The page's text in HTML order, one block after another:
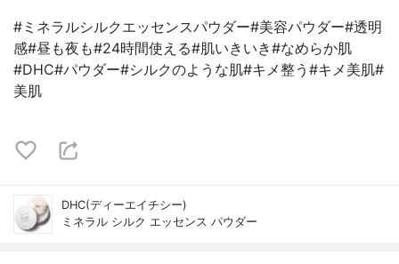
#ミネラルシルクエッセンスパウダー#美容パウダー#透明
感#昼も夜も#24時間使える#肌いきいき#なめらか肌
#DHC#パウダー#シルクのような肌#キメ整う#キメ美肌#
美肌
DHC(ディーエイチシー)
ミネラル シルク エッセンス パウダー